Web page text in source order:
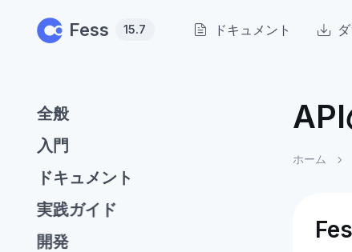
Fess 15.7 ドキュメント
全般
入門
ドキュメント
実践ガイド
開発
ホーム